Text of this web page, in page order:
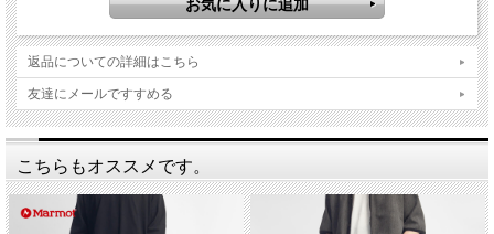
返品についての詳細はこちら
友達にメールですすめる
こちらもオススメです。